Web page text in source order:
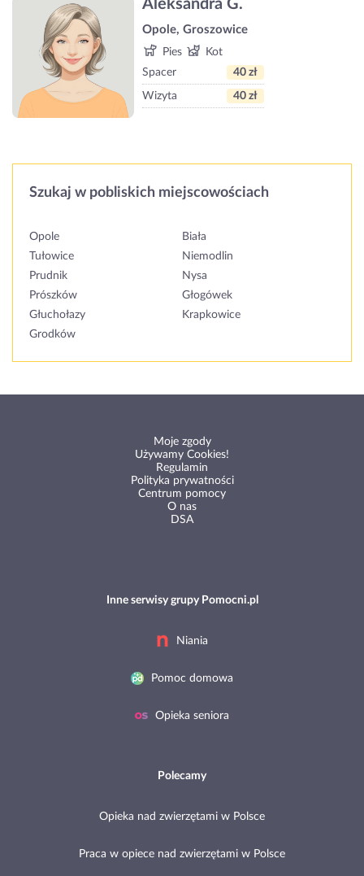
Aleksandra G.
Opole, Groszowice
Pies
Kot
Spacer
40 zł
Wizyta 40 zł
Szukaj w pobliskich miejscowościach
Opole
Biała
Tułowice
Niemodlin
Prudnik
Nysa
Prószków
Głogówek
Głuchołazy
Krapkowice
Grodków
Moje zgody
Używamy Cookies!
Regulamin
Polityka prywatności
Centrum pomocy
O nas
DSA
Inne serwisy grupy Pomocni.pl
Niania
Pomoc domowa
Opieka seniora
Polecamy
Opieka nad zwierzętami w Polsce
Praca w opiece nad zwierzętami w Polsce